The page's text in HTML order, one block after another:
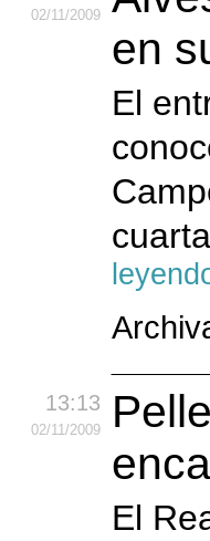
02/11/2009
en
El
13:13
02/11/2009
El